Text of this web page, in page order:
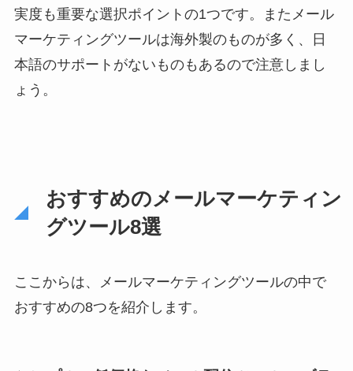
実度も重要な選択ポイントの1つです。またメール
マーケティングツールは海外製のものが多く、日
本語のサポートがないものもあるので注意しまし
ょう。
おすすめのメールマーケティン
グツール8選
ここからは、メールマーケティングツールの中で
おすすめの8つを紹介します。